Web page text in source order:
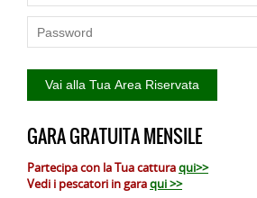
GARA GRATUITA MENSILE
Partecipa con la Tua catturaqui>>
Vedi i pescatori in garaqui >>